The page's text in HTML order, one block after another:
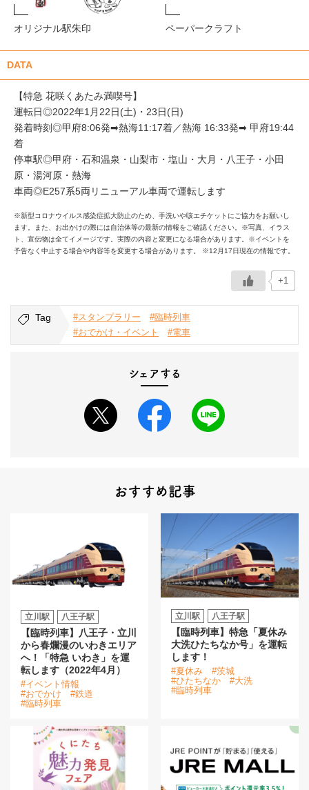
オリジナル駅朱印 ペーパークラフト
DATA
【特急 花咲くあたみ満喫号】
運転日◎2022年1月22日(土)・23日(日)
発着時刻◎甲府8:06発➡熱海11:17着／熱海 16:33発➡ 甲府19:44
着
停車駅◎甲府・石和温泉・山梨市・塩山・大月・八王子・小田
原・湯河原・熱海
車両◎E257系5両リニューアル車両で運転します
※新型コロナウイルス感染症拡大防止のため、手洗いや咳エチケットにご協力をお願いし
ます。また、お出かけの際には自治体等の最新の情報をご確認ください。※写真、イラス
ト、宣伝物は全てイメージです。実際の内容と変更になる場合があります。※イベントを
予告なく中止する場合や内容等を変更する場合があります。 ※12月17日現在の情報です。
+1
Tag #スタンプラリー
#臨時列車
#おでかけ・イベント
#電車
シェアする
おすすめ記事
立川駅 八王子駅
【臨時列車】八王子・立川
から春爛漫のいわきエリア
へ！「特急 いわき」を運
転します（2022年4月）
#イベント情報
#おでかけ
#鉄道
#臨時列車
立川駅 八王子駅
【臨時列車】特急「夏休み
大洗ひたちなか号」を運転
します！
#夏休み
#茨城
#ひたちなか
#大洗
#臨時列車